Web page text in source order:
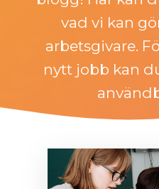
vad vi kan
arbetsgivare.
nytt jobb kan